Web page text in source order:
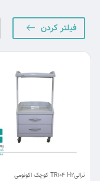
فیلتر کردن
ترالیTR104 H2 کوچک اکونومی